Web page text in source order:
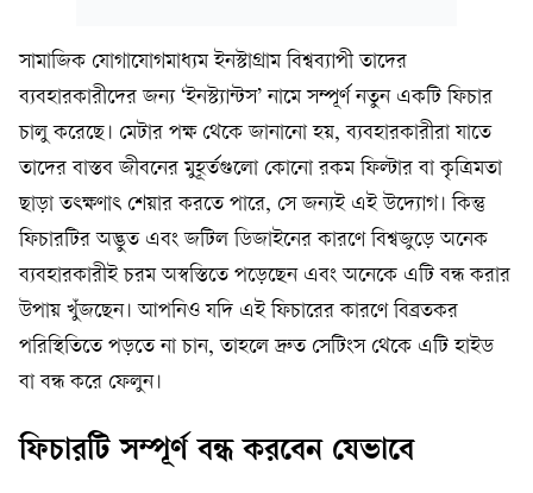
সামাজিক যোগাযোগমাধ্যম ইনস্টাগ্রাম বিশ্বব্যাপী তাদের
ব্যবহারকারীদের জন্য ‘ইনস্ট্যান্টস’ নামে সম্পূর্ণ নতুন একটি ফিচার
চালু করেছে। মেটার পক্ষ থেকে জানানো হয়, ব্যবহারকারীরা যাতে
তাদের বাস্তব জীবনের মুহূর্তগুলো কোনো রকম ফিল্টার বা কৃত্রিমতা
ছাড়া তৎক্ষণাৎ শেয়ার করতে পারে, সে জন্যই এই উদ্যোগ। কিন্তু
ফিচারটির অদ্ভুত এবং জটিল ডিজাইনের কারণে বিশ্বজুড়ে অনেক
ব্যবহারকারীই চরম অস্বস্তিতে পড়েছেন এবং অনেকে এটি বন্ধ করার
উপায় খুঁজছেন। আপনিও যদি এই ফিচারের কারণে বিব্রতকর
পরিস্থিতিতে পড়তে না চান, তাহলে দ্রুত সেটিংস থেকে এটি হাইড
বা বন্ধ করে ফেলুন।
ফিচারটি সম্পূর্ণ বন্ধ করবেন যেভাবে